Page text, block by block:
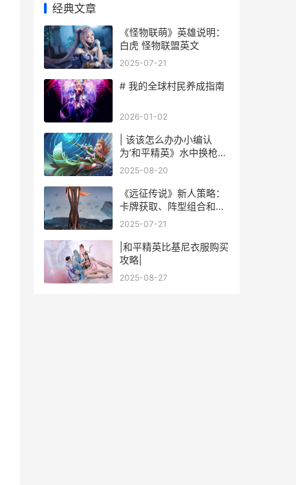
经典文章
《怪物联萌》英雄说明：
白虎 怪物联盟英文
2025-07-21
# 我的全球村民养成指南
2026-01-02
| 该该怎么办办小编认
为‘和平精英》水中换枪？
详细玩法与技巧分享
2025-08-20
《远征传说》新人策略：
卡牌获取、阵型组合和冒
险闯关指导 远征游戏攻略
2025-07-21
|和平精英比基尼衣服购买
攻略|
2025-08-27